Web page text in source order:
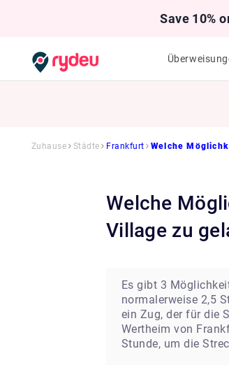
Save 10%
Zuhause Städte Frankfurt Welche
Welche Möglichkeiten gibt es, um vom Flughafen Frankfurt nach Wertheim
Village zu
Es gibt 3
normalerweise 2,5
ein Zug, der für die
Wertheim von
Stunde, um die